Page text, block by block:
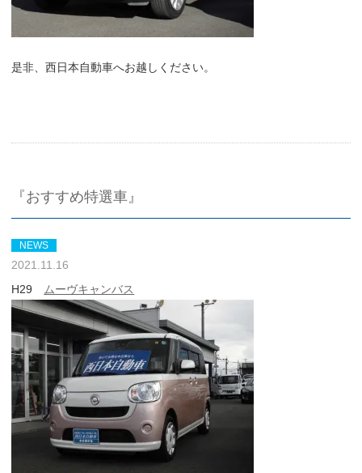
是非、西日本自動車へお越しください。
『おすすめ特選車』
NEWS
2021.11.16
H29
ムーヴキャンバス